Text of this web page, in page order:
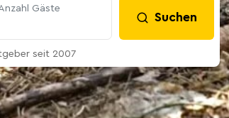
Gäste
Suchen
seit 2007